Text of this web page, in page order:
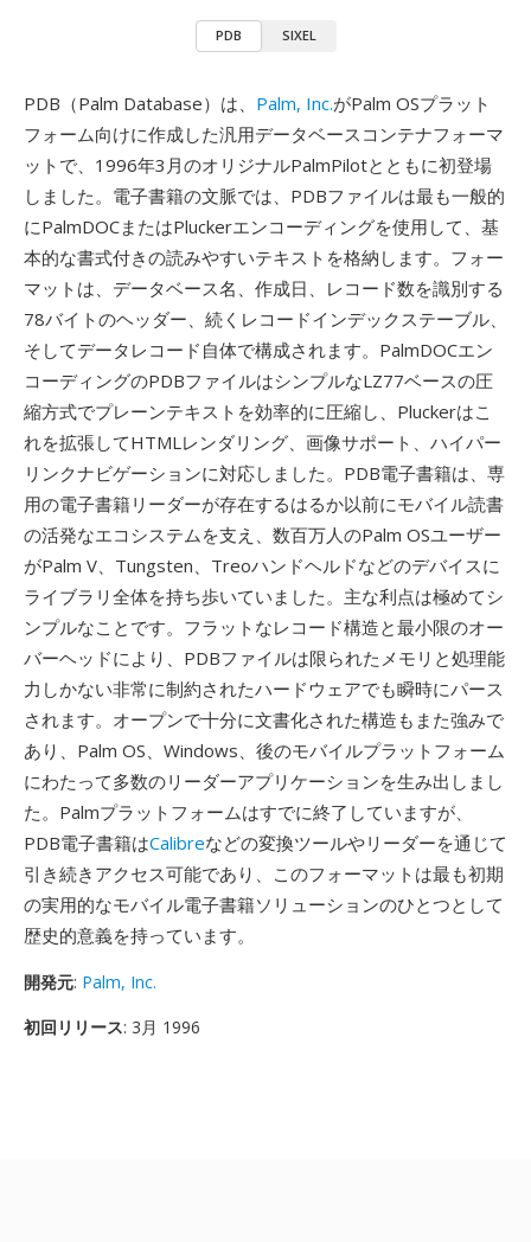
PDB SIXEL
PDB（Palm Database）は、 Palm, Inc.がPalm OSプラット
フォーム向けに作成した汎用データベースコンテナフォーマ
ットで、1996年3月のオリジナルPalmPilotとともに初登場
しました。電子書籍の文脈では、PDBファイルは最も一般的
にPalmDOCまたはPluckerエンコーディングを使用して、基
本的な書式付きの読みやすいテキストを格納します。フォー
マットは、データベース名、作成日、レコード数を識別する
78バイトのヘッダー、続くレコードインデックステーブル、
そしてデータレコード自体で構成されます。PalmDOCエン
コーディングのPDBファイルはシンプルなLZ77ベースの圧
縮方式でプレーンテキストを効率的に圧縮し、Pluckerはこ
れを拡張してHTMLレンダリング、画像サポート、ハイパー
リンクナビゲーションに対応しました。PDB電子書籍は、専
用の電子書籍リーダーが存在するはるか以前にモバイル読書
の活発なエコシステムを支え、数百万人のPalm OSユーザー
がPalm V、Tungsten、Treoハンドヘルドなどのデバイスに
ライブラリ全体を持ち歩いていました。主な利点は極めてシ
ンプルなことです。フラットなレコード構造と最小限のオー
バーヘッドにより、PDBファイルは限られたメモリと処理能
力しかない非常に制約されたハードウェアでも瞬時にパース
されます。オープンで十分に文書化された構造もまた強みで
あり、Palm OS、Windows、後のモバイルプラットフォーム
にわたって多数のリーダーアプリケーションを生み出しまし
た。Palmプラットフォームはすでに終了していますが、
PDB電子書籍はCalibreなどの変換ツールやリーダーを通じて
引き続きアクセス可能であり、このフォーマットは最も初期
の実用的なモバイル電子書籍ソリューションのひとつとして
歴史的意義を持っています。
開発元: Palm, Inc.
初回リリース: 3月 1996